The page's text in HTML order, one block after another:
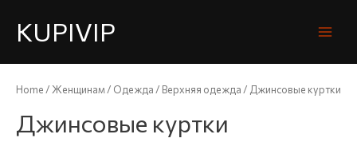
KUPIVIP
Home / Женщинам/ Одежда / Верхняя одежда / Джинсовые куртки
Джинсовые куртки